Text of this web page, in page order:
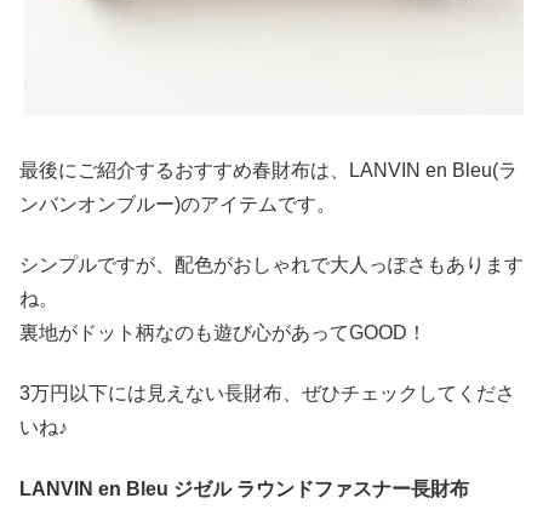
最後にご紹介するおすすめ春財布は、LANVIN en Bleu(ラ
ンバンオンブルー)のアイテムです。
シンプルですが、配色がおしゃれで大人っぽさもあります
ね。
裏地がドット柄なのも遊び心があってGOOD！
3万円以下には見えない長財布、ぜひチェックしてくださ
いね♪
LANVIN en Bleu ジゼル ラウンドファスナー長財布